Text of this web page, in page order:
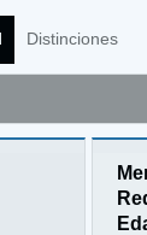
Distinciones